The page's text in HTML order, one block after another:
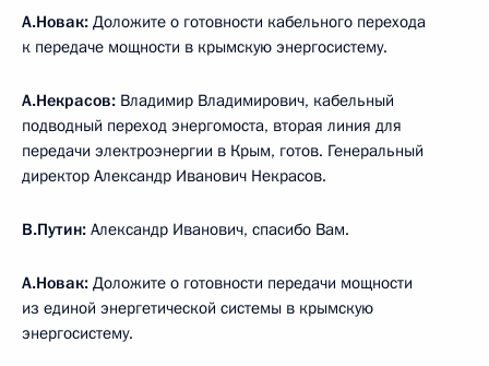
А.Новак: Доложите о готовности кабельного перехода
к передаче мощности в крымскую энергосистему.
А.Некрасов: Владимир Владимирович, кабельный
подводный переход энергомоста, вторая линия для
передачи электроэнергии в Крым, готов. Генеральный
директор Александр Иванович Некрасов.
В.Путин: Александр Иванович, спасибо Вам.
А.Новак: Доложите о готовности передачи мощности
из единой энергетической системы в крымскую
энергосистему.